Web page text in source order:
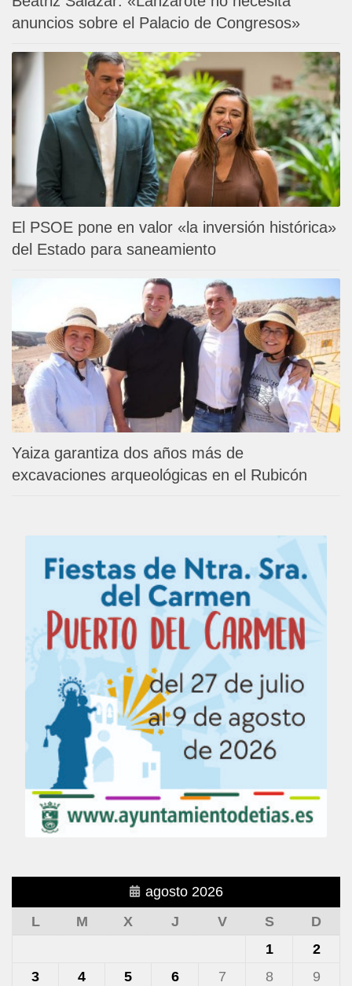
anuncios sobre el Palacio de Congresos»
El PSOE pone en valor «la inversión histórica»
del Estado para saneamiento
Yaiza garantiza dos años más de
excavaciones arqueológicas en el Rubicón
agosto 2026
L
M X J V S
D
1
2
3
4 5 6 7 8
9